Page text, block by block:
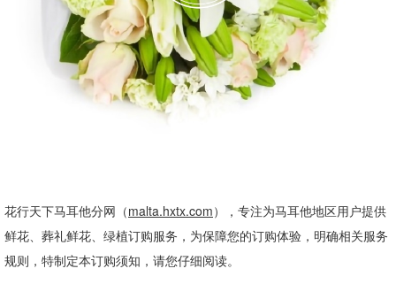
花行天下马耳他分网（malta.hxtx.com），专注为马耳他地区用户提供
鲜花、葬礼鲜花、绿植订购服务，为保障您的订购体验，明确相关服务
规则，特制定本订购须知，请您仔细阅读。